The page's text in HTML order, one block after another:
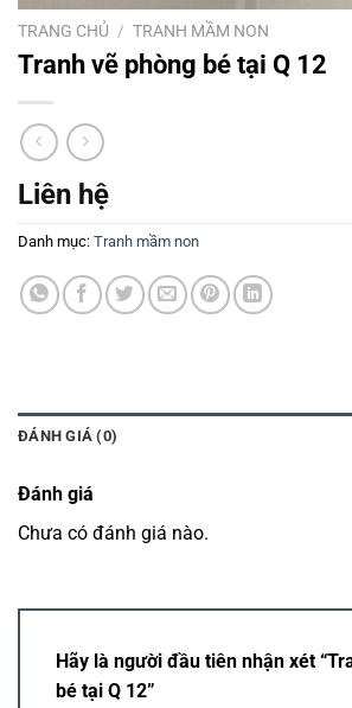
TRANG CHỦ / TRANH MẦM NON
Tranh vẽ phòng bé tại Q 12
Liên hệ
Danh mục: Tranh mầm non
ĐÁNH GIÁ (0)
Đánh giá
Chưa có đánh giá nào.
Hãy là người đầu tiên nhận xét
bé tại Q 12”